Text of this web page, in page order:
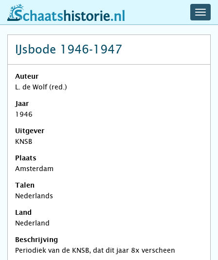
schaatshistorie.nl
IJsbode 1946-1947
Auteur
L. de Wolf (red.)
Jaar
1946
Uitgever
KNSB
Plaats
Amsterdam
Talen
Nederlands
Land
Nederland
Beschrijving
Periodiek van de KNSB, dat dit jaar 8x verscheen